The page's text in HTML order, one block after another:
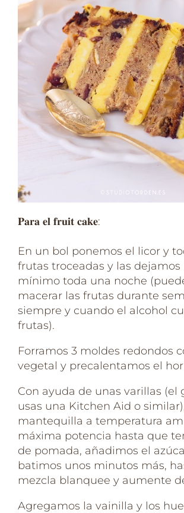
𝐏𝐚𝐫𝐚 𝐞𝐥 𝐟𝐫𝐮𝐢𝐭 𝐜𝐚𝐤𝐞:⁣
En un bol ponemos el licor y
frutas troceadas y las dejamos
mínimo toda una noche
macerar las frutas durante
siempre y cuando el alcohol
frutas).⁣
Forramos 3 moldes redondos
vegetal y precalentamos el
Con ayuda de unas varillas (el
usas una Kitchen Aid o
mantequilla a temperatura
máxima potencia hasta que
de pomada, añadimos el
batimos unos minutos más,
mezcla blanquee y aumente
Agregamos la vainilla y los